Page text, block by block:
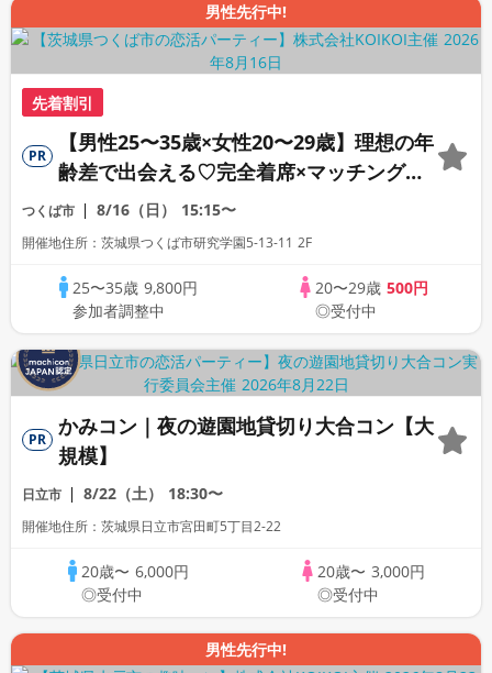
男性先行中!
先着割引
PR
【男性25〜35歳×女性20〜29歳】理想の年
齢差で出会える♡完全着席×マッチングゲ
ーム付きマッチングコン
つくば市 8/16（日） 15:15〜
開催地住所：茨城県つくば市研究学園5-13-11 2F
25〜35歳 9,800円
参加者調整中
20〜29歳 500円
◎受付中
PR
かみコン｜夜の遊園地貸切り大合コン【大
規模】
日立市 8/22（土） 18:30〜
開催地住所：茨城県日立市宮田町5丁目2-22
20歳〜 6,000円
◎受付中
20歳〜 3,000円
◎受付中
男性先行中!